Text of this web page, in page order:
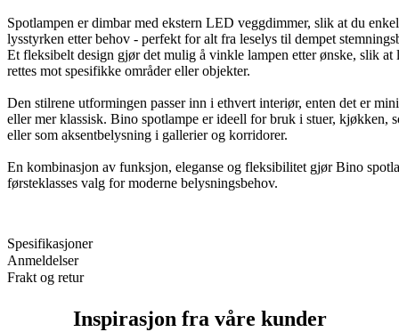
Spotlampen er dimbar med ekstern LED veggdimmer, slik at du
lysstyrken etter behov - perfekt for alt fra leselys til dempet
Et fleksibelt design gjør det mulig å vinkle lampen etter ønske, slik at
rettes mot spesifikke områder eller objekter.
Den stilrene utformingen passer inn i ethvert interiør, enten det er
eller mer klassisk. Bino spotlampe er ideell for bruk i stuer, kjøkken,
eller som aksentbelysning i gallerier og korridorer.
En kombinasjon av funksjon, eleganse og fleksibilitet gjør Bino
førsteklasses valg for moderne belysningsbehov.
Spesifikasjoner
Anmeldelser
Frakt og retur
Inspirasjon fra våre kunder